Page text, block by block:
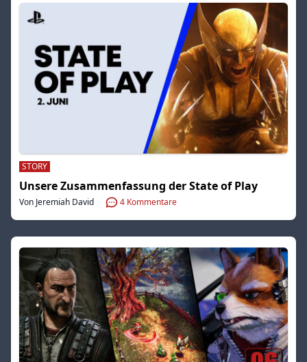
STORY
Unsere Zusammenfassung der State of Play
Von Jeremiah David 4 Kommentare